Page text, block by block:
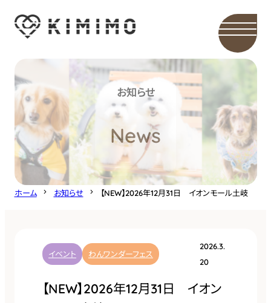
お知らせ
News
ホーム お知らせ 【NEW】2026年12月31日 イオンモール土岐
イベント わんワンダーフェス
2026.3.
20
【NEW】2026年12月31日 イオン